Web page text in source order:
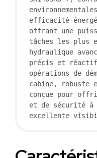
efficacité
offrant une
tâches les plus
hydraulique
précis et
opérations de
cabine, robuste
conçue pour
et de sécurité à
excellente